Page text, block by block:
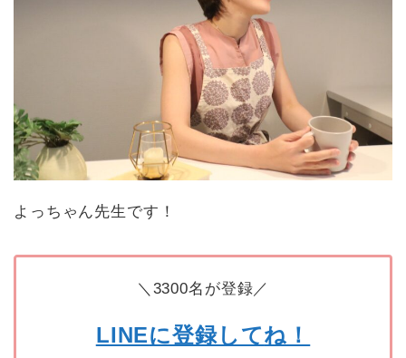
よっちゃん先生です！
＼3300名が登録／
LINEに登録してね！